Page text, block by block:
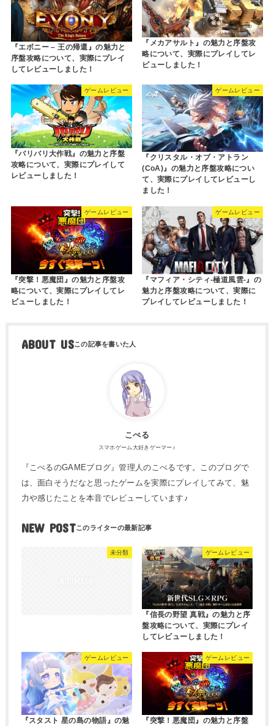
『エボニー – 王の帰還』の魅力と
序盤攻略について、実際にプレイ
してレビューしました！
『メカアサルト』の魅力と序盤攻
略について、実際にプレイしてレ
ビューしました！
ゲームレビュー
『バリバリ大作戦』の魅力と序盤
攻略について、実際にプレイして
レビューしました！
ゲームレビュー
『クリスタル・オブ・アトラン
(CoA)』の魅力と序盤攻略につい
て、実際にプレイしてレビューし
ました！
ゲームレビュー
『突撃！悪魔団』の魅力と序盤攻
略について、実際にプレイしてレ
ビューしました！
ゲームレビュー
『マフィア・シティ-極道風雲-』の
魅力と序盤攻略について、実際に
プレイしてレビューしました！
ABOUT US
こぺる
スマホゲーム大好きゲーマー♪
『こぺるのGAMEブログ』管理人のこぺるです。このブログで
は、面白そうだなと思ったゲームを実際にプレイしてみて、魅
力や感じたことを本音でレビューしています♪
NEW POST
未分類 ゲームレビュー
『信長の野望 真戦』の魅力と序
盤攻略について、実際にプレイ
してレビューしました！
ゲームレビュー
『スタスト 星の島の物語』の魅
ゲームレビュー
『突撃！悪魔団』の魅力と序盤